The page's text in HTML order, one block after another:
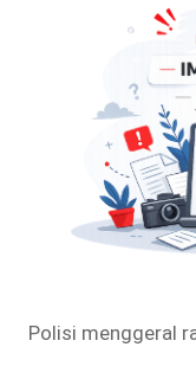
Polisi menggeral